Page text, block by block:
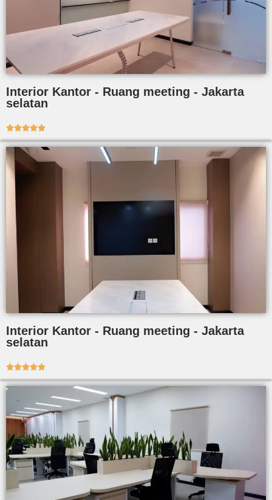
Interior Kantor - Ruang meeting - Jakarta
selatan

Interior Kantor - Ruang meeting - Jakarta
selatan
